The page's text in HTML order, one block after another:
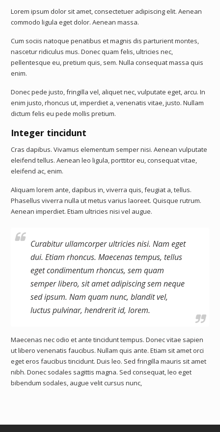
Lorem ipsum dolor sit amet, consectetuer adipiscing elit. Aenean
commodo ligula eget dolor. Aenean massa.
Cum sociis natoque penatibus et magnis dis parturient montes,
nascetur ridiculus mus. Donec quam felis, ultricies nec,
pellentesque eu, pretium quis, sem. Nulla consequat massa quis
enim.
Donec pede justo, fringilla vel, aliquet nec, vulputate eget, arcu. In
enim justo, rhoncus ut, imperdiet a, venenatis vitae, justo. Nullam
dictum felis eu pede mollis pretium.
Integer tincidunt
Cras dapibus. Vivamus elementum semper nisi. Aenean vulputate
eleifend tellus. Aenean leo ligula, porttitor eu, consequat vitae,
eleifend ac, enim.
Aliquam lorem ante, dapibus in, viverra quis, feugiat a, tellus.
Phasellus viverra nulla ut metus varius laoreet. Quisque rutrum.
Aenean imperdiet. Etiam ultricies nisi vel augue.
Curabitur ullamcorper ultricies nisi. Nam eget
dui. Etiam rhoncus. Maecenas tempus, tellus
eget condimentum rhoncus, sem quam
semper libero, sit amet adipiscing sem neque
sed ipsum. Nam quam nunc, blandit vel,
luctus pulvinar, hendrerit id, lorem.
Maecenas nec odio et ante tincidunt tempus. Donec vitae sapien
ut libero venenatis faucibus. Nullam quis ante. Etiam sit amet orci
eget eros faucibus tincidunt. Duis leo. Sed fringilla mauris sit amet
nibh. Donec sodales sagittis magna. Sed consequat, leo eget
bibendum sodales, augue velit cursus nunc,